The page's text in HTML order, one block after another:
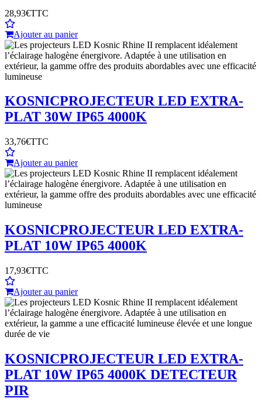
28,93€TTC
Ajouter au panier
KOSNICPROJECTEUR LED EXTRA-
PLAT 30W IP65 4000K
33,76€TTC
Ajouter au panier
KOSNICPROJECTEUR LED EXTRA-
PLAT 10W IP65 4000K
17,93€TTC
Ajouter au panier
KOSNICPROJECTEUR LED EXTRA-
PLAT 10W IP65 4000K DETECTEUR
PIR